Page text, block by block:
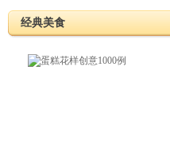
经典美食